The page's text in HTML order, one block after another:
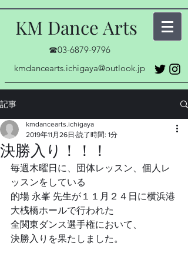
KM Dance Arts
☎03-6879-9796
kmdancearts.ichigaya@outlook.jp
記事
決勝入り！！！
kmdancearts.ichigaya
2019年11月26日 読了時間: 1分
毎週木曜日に、団体レッスン、個人レ
ッスンをしている
的場 永峯 先生が１１月２４日に横浜港
大桟橋ホールで行われた
全関東ダンス選手権において、
決勝入りを果たしました。